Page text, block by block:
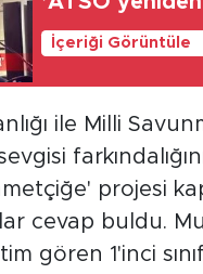
İçeriği Görüntüle
ile Milli
projesi
cevap buldu.
gören 1'inci